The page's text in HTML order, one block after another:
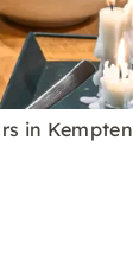
in Kempten